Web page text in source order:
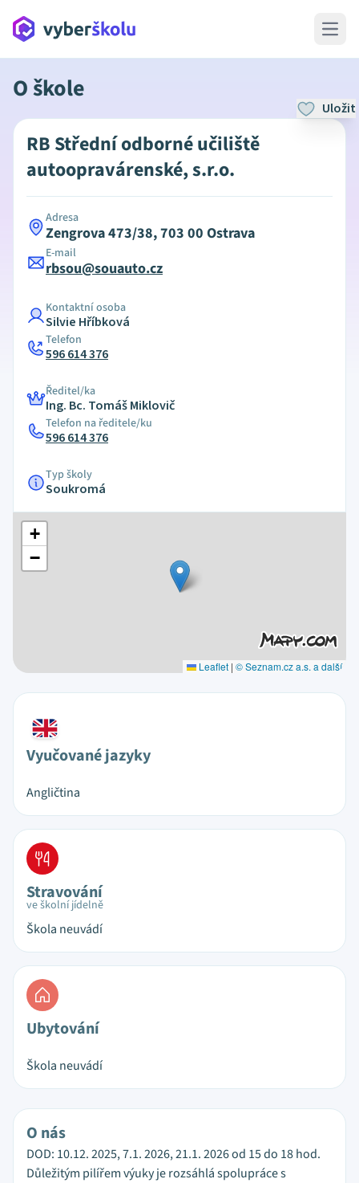
Open
O škole
Uložit
RB Střední odborné učiliště
autoopravárenské, s.r.o.
Adresa
Zengrova 473/38, 703 00 Ostrava
E-mail
rbsou@souauto.cz
Kontaktní osoba
Silvie Hříbková
Telefon
596 614 376
Ředitel/ka
Ing. Bc. Tomáš Miklovič
Telefon na ředitele/ku
596 614 376
Typ školy
Soukromá
+
−
Leaflet | © Seznam.cz a.s. a další
Vyučované jazyky
Angličtina
Stravování
ve školní jídelně
Škola neuvádí
Ubytování
Škola neuvádí
O nás
DOD: 10.12. 2025, 7.1. 2026, 21.1. 2026 od 15 do 18 hod.
Důležitým pilířem výuky je rozsáhlá spolupráce s